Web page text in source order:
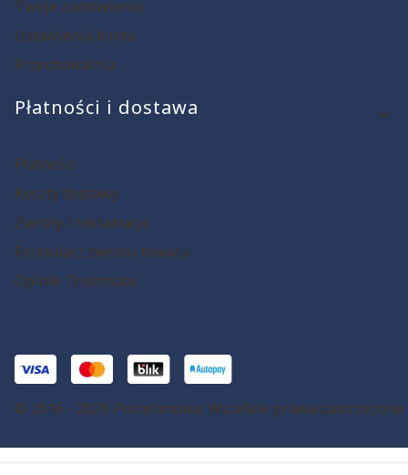
Twoje zamówienia
Ustawienia konta
Przechowalnia
Płatności i dostawa
Płatności
Koszty dostawy
Zwroty i reklamacje
Formularz zwrotu towaru
Opinie Trustmate
© 2016 - 2026 Porcelanowa. Wszelkie prawa zastrzeżone